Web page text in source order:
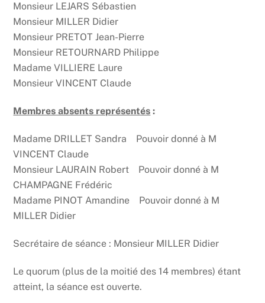
Monsieur LEJARS Sébastien
Monsieur MILLER Didier
Monsieur PRETOT Jean-Pierre
Monsieur RETOURNARD Philippe
Madame VILLIERE Laure
Monsieur VINCENT Claude
Membres absents représentés :
Madame DRILLET Sandra Pouvoir donné à M
VINCENT Claude
Monsieur LAURAIN Robert Pouvoir donné à M
CHAMPAGNE Frédéric
Madame PINOT Amandine Pouvoir donné à M
MILLER Didier
Secrétaire de séance : Monsieur MILLER Didier
Le quorum (plus de la moitié des 14 membres) étant
atteint, la séance est ouverte.